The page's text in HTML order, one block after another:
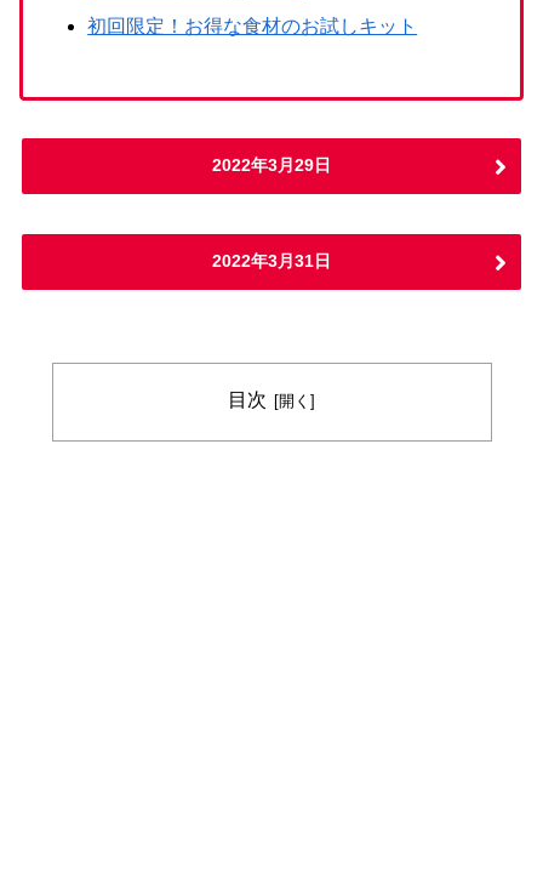
初回限定！お得な食材のお試しキット
2022年3月29日
2022年3月31日
目次